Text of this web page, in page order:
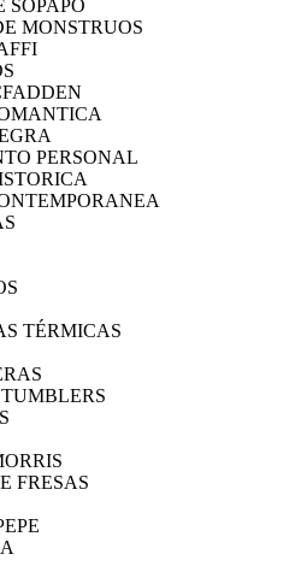
SOPAPO
MONSTRUOS
PERSONAL
TÉRMICAS
FRESAS